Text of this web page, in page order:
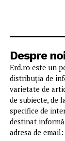
Despre
Erd.ro este un
distribuția de
varietate de
de subiecte, de
specifice de
destinat
adresa de